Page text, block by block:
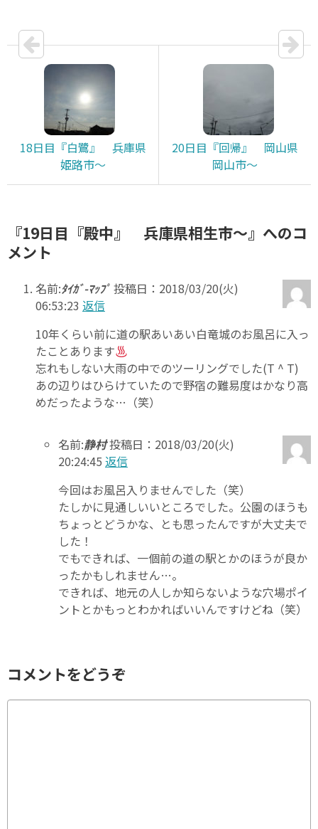
18日目『白鷺』 兵庫県
姫路市～
20日目『回帰』 岡山県
岡山市～
『19日目『殿中』 兵庫県相生市～』へのコ
メント
名前:ﾀｲｶﾞ-ﾏｯﾌﾟ 投稿日：2018/03/20(火)
06:53:23 返信
10年くらい前に道の駅あいあい白竜城のお風呂に入っ
たことあります
忘れもしない大雨の中でのツーリングでした(T ^ T)
あの辺りはひらけていたので野宿の難易度はかなり高
めだったような…（笑）
名前:静村投稿日：2018/03/20(火)
20:24:45 返信
今回はお風呂入りませんでした（笑）
たしかに見通しいいところでした。公園のほうも
ちょっとどうかな、とも思ったんですが大丈夫で
した！
でもできれば、一個前の道の駅とかのほうが良か
ったかもしれません…。
できれば、地元の人しか知らないような穴場ポイ
ントとかもっとわかればいいんですけどね（笑）
コメントをどうぞ